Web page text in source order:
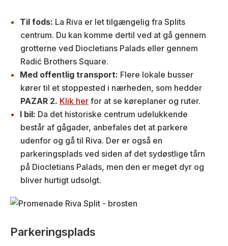
Til fods: La Riva er let tilgængelig fra Splits
centrum. Du kan komme dertil ved at gå gennem
grotterne ved Diocletians Palads eller gennem
Radić Brothers Square.
Med offentlig transport: Flere lokale busser
kører til et stoppested i nærheden, som hedder
PAZAR 2. Klik her for at se køreplaner og ruter.
I bil: Da det historiske centrum udelukkende
består af gågader, anbefales det at parkere
udenfor og gå til Riva. Der er også en
parkeringsplads ved siden af det sydøstlige tårn
på Diocletians Palads, men den er meget dyr og
bliver hurtigt udsolgt.
Parkeringsplads